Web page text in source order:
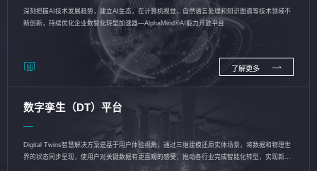
深刻把握AI技术发展趋势，建立AI生态，在计算机视觉、自然语言处理和知识图谱等技术领域不
断创新，持续优化企业数智化转型加速器—AlphaMind®AI能力开放平台
了解更多
数字孪生（DT）平台
Digital Twins智慧解决方案是基于用户体验视角，通过三维建模还原实体场景，将数据和物理世
界的状态同步呈现，使用户对关键数据有更直观的感受，推动各行业完成智能化转型，实现新旧